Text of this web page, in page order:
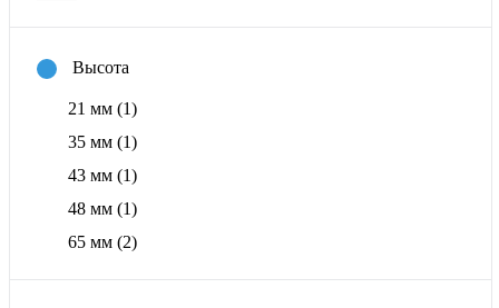
Высота
21 мм (1)
35 мм (1)
43 мм (1)
48 мм (1)
65 мм (2)